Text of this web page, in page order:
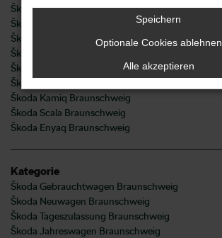
Škoda Fabia Braunschweig
Škoda Karoq Braunschweig
Škoda Kodiaq Braunschweig
Škoda Octavia Braunschweig
Škoda Rapid Braunschweig
Škoda Superb Braunschweig
Škoda Kamiq Braunschweig
Škoda Scala Braunschweig
Škoda Enyaq Braunschweig
Kategorie
Škoda Gebrauchtwagen Braunschweig
Škoda Neuwagen Braunschweig
Škoda Tageszulassung Braunschweig
Škoda Jahreswagen Braunschweig
Speichern
Optionale Cookies ablehnen
Alle akzeptieren